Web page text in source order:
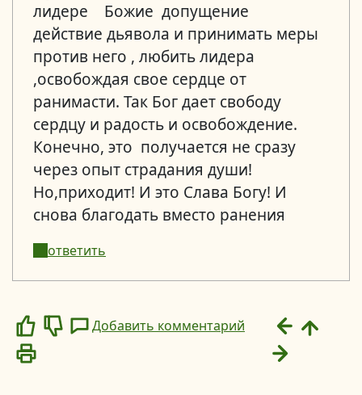
лидере Божие допущение
действие дьявола и принимать меры
против него , любить лидера
,освобождая свое сердце от
ранимасти. Так Бог дает свободу
сердцу и радость и освобождение.
Конечно, это получается не сразу
через опыт страдания души!
Но,приходит! И это Слава Богу! И
снова благодать вместо ранения
ответить
LikeDislike
Добавить комментарий